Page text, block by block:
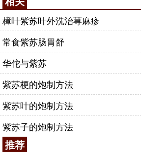
樟叶紫苏叶外洗治荨麻疹
常食紫苏肠胃舒
华佗与紫苏
紫苏梗的炮制方法
紫苏叶的炮制方法
紫苏子的炮制方法
推荐